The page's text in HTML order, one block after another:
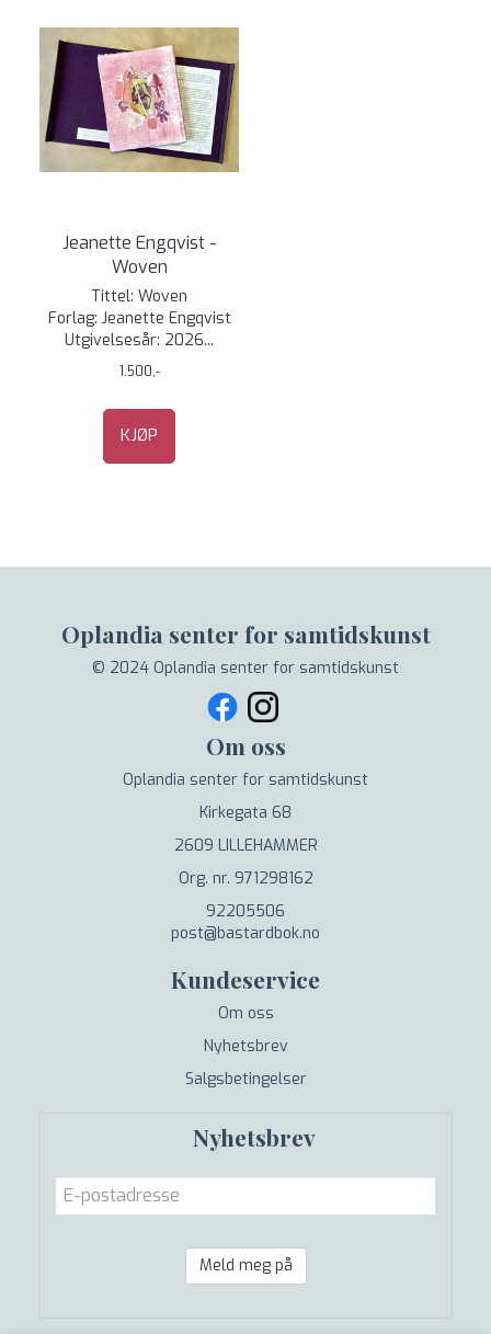
Jeanette Engqvist -
Woven
Tittel: Woven
Forlag: Jeanette Engqvist
Utgivelsesår: 2026...
1.500,-
KJØP
Oplandia senter for samtidskunst
© 2024 Oplandia senter for samtidskunst
Om oss
Oplandia senter for samtidskunst
Kirkegata 68
2609 LILLEHAMMER
Org. nr. 971298162
92205506
post@bastardbok.no
Kundeservice
Om oss
Nyhetsbrev
Salgsbetingelser
Nyhetsbrev
Meld meg på